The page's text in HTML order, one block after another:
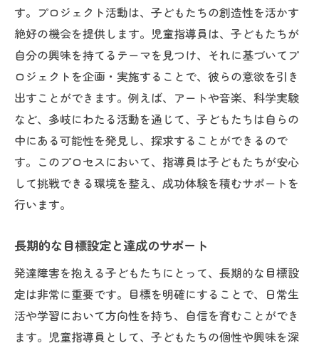
す。プロジェクト活動は、子どもたちの創造性を活かす
絶好の機会を提供します。児童指導員は、子どもたちが
自分の興味を持てるテーマを見つけ、それに基づいてプ
ロジェクトを企画・実施することで、彼らの意欲を引き
出すことができます。例えば、アートや音楽、科学実験
など、多岐にわたる活動を通じて、子どもたちは自らの
中にある可能性を発見し、探求することができるので
す。このプロセスにおいて、指導員は子どもたちが安心
して挑戦できる環境を整え、成功体験を積むサポートを
行います。
長期的な目標設定と達成のサポート
発達障害を抱える子どもたちにとって、長期的な目標設
定は非常に重要です。目標を明確にすることで、日常生
活や学習において方向性を持ち、自信を育むことができ
ます。児童指導員として、子どもたちの個性や興味を深